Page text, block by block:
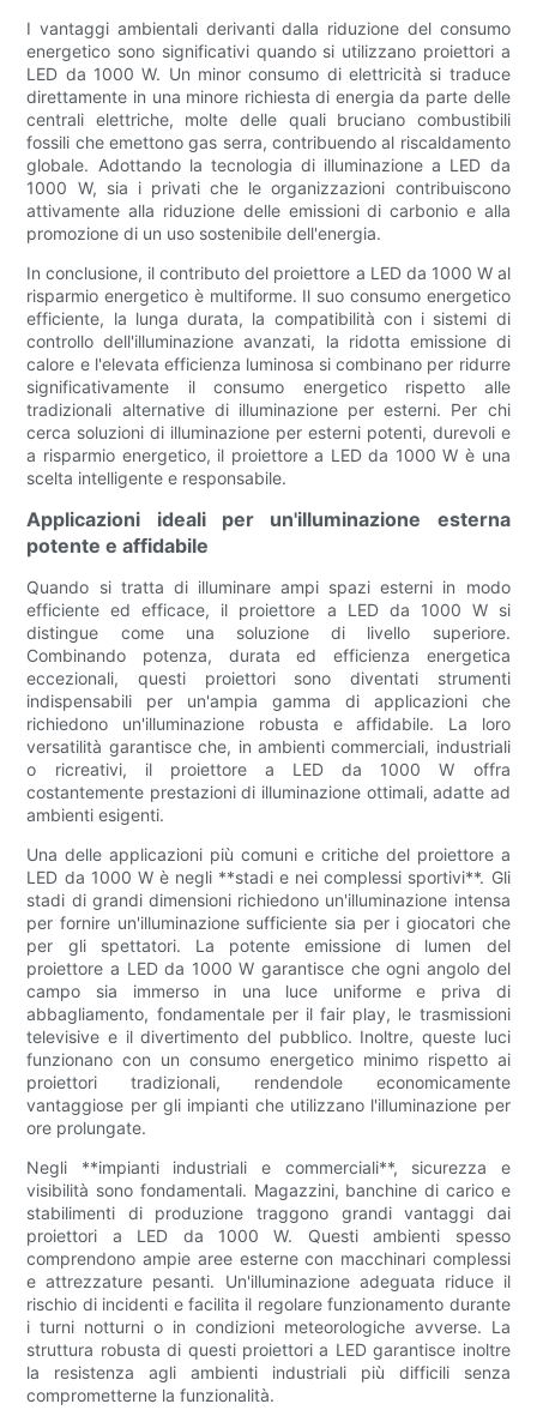
I vantaggi ambientali derivanti dalla riduzione del consumo
energetico sono significativi quando si utilizzano proiettori a
LED da 1000 W. Un minor consumo di elettricità si traduce
direttamente in una minore richiesta di energia da parte delle
centrali elettriche, molte delle quali bruciano combustibili
fossili che emettono gas serra, contribuendo al riscaldamento
globale. Adottando la tecnologia di illuminazione a LED da
1000 W, sia i privati ​​che le organizzazioni contribuiscono
attivamente alla riduzione delle emissioni di carbonio e alla
promozione di un uso sostenibile dell'energia.
In conclusione, il contributo del proiettore a LED da 1000 W al
risparmio energetico è multiforme. Il suo consumo energetico
efficiente, la lunga durata, la compatibilità con i sistemi di
controllo dell'illuminazione avanzati, la ridotta emissione di
calore e l'elevata efficienza luminosa si combinano per ridurre
significativamente il consumo energetico rispetto alle
tradizionali alternative di illuminazione per esterni. Per chi
cerca soluzioni di illuminazione per esterni potenti, durevoli e
a risparmio energetico, il proiettore a LED da 1000 W è una
scelta intelligente e responsabile.
Applicazioni ideali per un'illuminazione esterna
potente e affidabile
Quando si tratta di illuminare ampi spazi esterni in modo
efficiente ed efficace, il proiettore a LED da 1000 W si
distingue come una soluzione di livello superiore.
Combinando potenza, durata ed efficienza energetica
eccezionali, questi proiettori sono diventati strumenti
indispensabili per un'ampia gamma di applicazioni che
richiedono un'illuminazione robusta e affidabile. La loro
versatilità garantisce che, in ambienti commerciali, industriali
o ricreativi, il proiettore a LED da 1000 W offra
costantemente prestazioni di illuminazione ottimali, adatte ad
ambienti esigenti.
Una delle applicazioni più comuni e critiche del proiettore a
LED da 1000 W è negli **stadi e nei complessi sportivi**. Gli
stadi di grandi dimensioni richiedono un'illuminazione intensa
per fornire un'illuminazione sufficiente sia per i giocatori che
per gli spettatori. La potente emissione di lumen del
proiettore a LED da 1000 W garantisce che ogni angolo del
campo sia immerso in una luce uniforme e priva di
abbagliamento, fondamentale per il fair play, le trasmissioni
televisive e il divertimento del pubblico. Inoltre, queste luci
funzionano con un consumo energetico minimo rispetto ai
proiettori tradizionali, rendendole economicamente
vantaggiose per gli impianti che utilizzano l'illuminazione per
ore prolungate.
Negli **impianti industriali e commerciali**, sicurezza e
visibilità sono fondamentali. Magazzini, banchine di carico e
stabilimenti di produzione traggono grandi vantaggi dai
proiettori a LED da 1000 W. Questi ambienti spesso
comprendono ampie aree esterne con macchinari complessi
e attrezzature pesanti. Un'illuminazione adeguata riduce il
rischio di incidenti e facilita il regolare funzionamento durante
i turni notturni o in condizioni meteorologiche avverse. La
struttura robusta di questi proiettori a LED garantisce inoltre
la resistenza agli ambienti industriali più difficili senza
comprometterne la funzionalità.